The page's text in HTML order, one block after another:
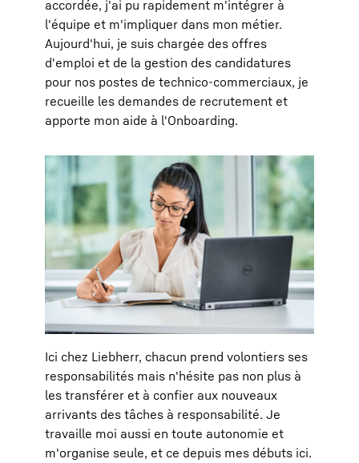
accordée, j'ai pu rapidement m'intégrer à
l'équipe et m'impliquer dans mon métier.
Aujourd'hui, je suis chargée des offres
d'emploi et de la gestion des candidatures
pour nos postes de technico-commerciaux, je
recueille les demandes de recrutement et
apporte mon aide à l'Onboarding.
Ici chez Liebherr, chacun prend volontiers ses
responsabilités mais n'hésite pas non plus à
les transférer et à confier aux nouveaux
arrivants des tâches à responsabilité. Je
travaille moi aussi en toute autonomie et
m'organise seule, et ce depuis mes débuts ici.